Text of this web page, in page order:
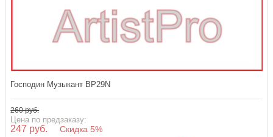
Господин Музыкант BP29N
260 руб.
Цена по предзаказу:
247 руб. Скидка 5%